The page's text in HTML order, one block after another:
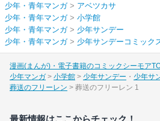
少年・青年マンガ> アベツカサ
少年・青年マンガ> 小学館
少年・青年マンガ> 少年サンデー
少年・青年マンガ> 少年サンデーコミック
漫画(まんが)・電子書籍のコミックシーモア
少年マンガ
小学館 少年サンデー
少年サ
葬送のフリーレン
葬送のフリーレン 1
最新情報はここからチェック！